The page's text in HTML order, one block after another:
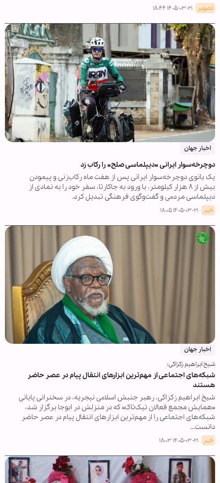
تصویر ۱۴۰۵-۰۳-۲۱ ۱۸:۴۴
اخبار جهان
دوچرخه‌سوار ایرانی «دیپلماسی صلح» را رکاب زد
یک بانوی دوچرخه‌سوار ایرانی پس از هفت ماه رکاب‌زنی و پیمودن
بیش از ۸ هزار کیلومتر، با ورود به جاکارتا، سفر خود را به نمادی از
دیپلماسی مردمی و گفت‌وگوی فرهنگی تبدیل کرد.
خبر ۱۴۰۵-۰۳-۲۱ ۱۸:۰۵
اخبار جهان
شیخ ابراهیم زکزاکی:
شبکه‌های اجتماعی از مهم‌ترین ابزارهای انتقال پیام در عصر حاضر
هستند
شیخ ابراهیم زکزاکی، رهبر جنبش اسلامی نیجریه، در سخنرانی پایانی
«همایش مجمع فعالان تیک‌تاک» که در منزلش در ابوجا برگزار شد،
شبکه‌های اجتماعی را از مهم‌ترین ابزارهای انتقال پیام در عصر حاضر
دانست…
خبر ۱۴۰۵-۰۳-۲۱ ۱۸:۰۳